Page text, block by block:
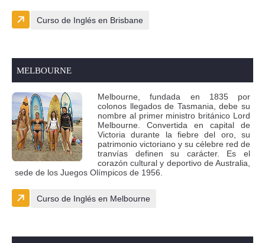
Curso de Inglés en Brisbane
MELBOURNE
Melbourne, fundada en 1835 por
colonos llegados de Tasmania, debe su
nombre al primer ministro británico Lord
Melbourne. Convertida en capital de
Victoria durante la fiebre del oro, su
patrimonio victoriano y su célebre red de
tranvías definen su carácter. Es el
corazón cultural y deportivo de Australia,
sede de los Juegos Olímpicos de 1956.
Curso de Inglés en Melbourne